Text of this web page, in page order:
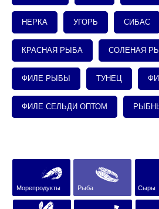
НЕРКА УГОРЬ СИБАС
КРАСНАЯ РЫБА СОЛЕНАЯ
ФИЛЕ РЫБЫ ТУНЕЦ
ФИЛЕ СЕЛЬДИ ОПТОМ
Морепродукты Рыба Сыры
Бакалея
Соусы
мясо